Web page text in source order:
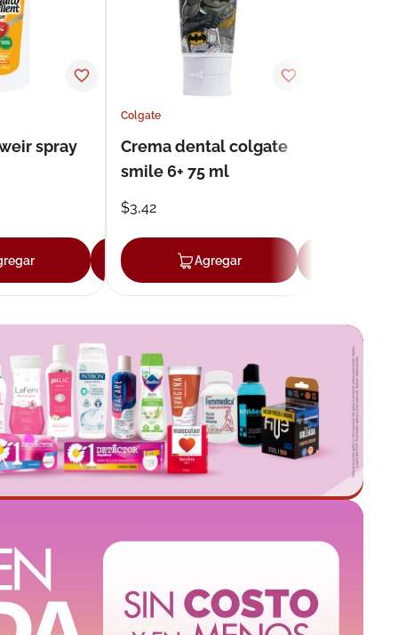
spray
Agregar
Colgate
Crema dental colgate
smile 6+ 75 ml
$3,42
Agregar